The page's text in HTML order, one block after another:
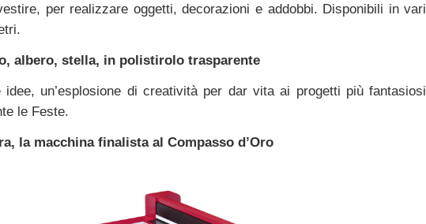
per realizzare oggetti, decorazioni e addobbi. Disponibili in vari
albero, stella, in polistirolo trasparente
idee, un’esplosione di creatività per dar vita ai progetti più fantasiosi
le Feste.
la macchina finalista al Compasso d’Oro